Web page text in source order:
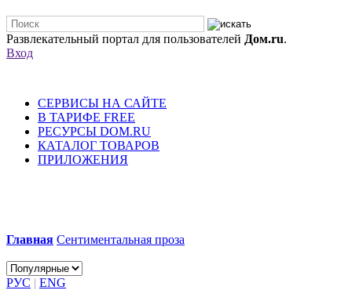
Развлекательный портал для пользователей Дом.ru.
Вход
СЕРВИСЫ НА САЙТЕ
В ТАРИФЕ FREE
РЕСУРСЫ DOM.RU
КАТАЛОГ ТОВАРОВ
ПРИЛОЖЕНИЯ
Главная Сентиментальная проза
РУС | ENG